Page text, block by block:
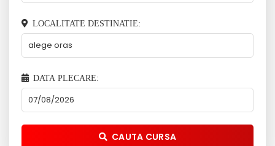
LOCALITATE DESTINATIE:
DATA PLECARE:
CAUTA CURSA